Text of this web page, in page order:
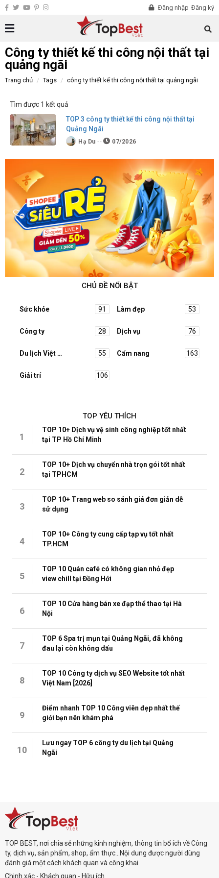
Đăng nhập Đăng ký
Công ty thiết kế thi công nội thất tại
quảng ngãi
Trang chủ Tags công ty thiết kế thi công nội thất tại quảng ngãi
Tìm được 1 kết quả
TOP 3 công ty thiết kế thi công nội thất tại
Quảng Ngãi
Hạ Du 07/2026
CHỦ ĐỀ NỔI BẬT
Sức khỏe 91 Làm đẹp 53
Công ty 28 Dịch vụ 76
Du lịch Việt Nam 55 Cẩm nang 163
Giải trí 106
TOP YÊU THÍCH
1
TOP 10+ Dịch vụ vệ sinh công nghiệp tốt nhất
tại TP Hồ Chí Minh
2
TOP 10+ Dịch vụ chuyển nhà trọn gói tốt nhất
tại TPHCM
3
TOP 10+ Trang web so sánh giá đơn giản dễ
sử dụng
4
TOP 10+ Công ty cung cấp tạp vụ tốt nhất
TP.HCM
5
TOP 10 Quán café có không gian nhỏ đẹp
view chill tại Đồng Hới
6
TOP 10 Cửa hàng bán xe đạp thể thao tại Hà
Nội
7
TOP 6 Spa trị mụn tại Quảng Ngãi, đã không
đau lại còn không dấu
8
TOP 10 Công ty dịch vụ SEO Website tốt nhất
Việt Nam [2026]
9
Điểm nhanh TOP 10 Công viên đẹp nhất thế
giới bạn nên khám phá
10
Lưu ngay TOP 6 công ty du lịch tại Quảng
Ngãi
TOP BEST, nơi chia sẻ những kinh nghiệm, thông tin bổ ích về Công
ty, dịch vụ, sản phẩm, shop, ẩm thực...Nội dung được người dùng
đánh giá một cách khách quan và công khai.
Chinh xác - Khách quan - Hữu ích